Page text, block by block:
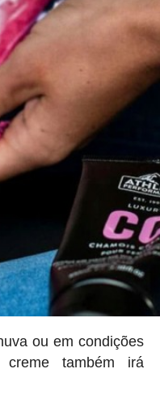
ou em condições
creme também irá